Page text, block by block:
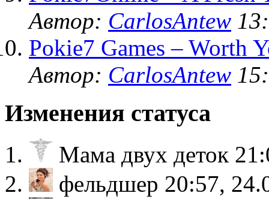
Автор: CarlosAntew
Pokie7 Games – Worth
Автор: CarlosAntew
Изменения статуса
Мама двух деток
фельдшер 20:57,